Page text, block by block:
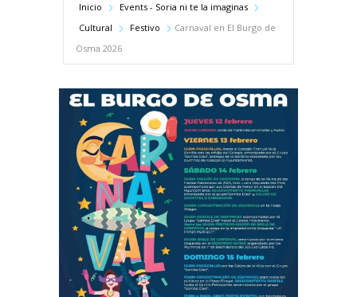
Inicio
Events - Soria ni te la imaginas
Cultural
Festivo
Carnaval en El Burgo de
Osma 2026